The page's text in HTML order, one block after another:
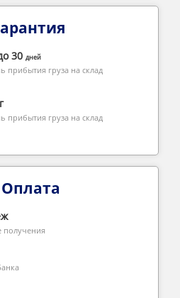
30 дней
прибытия груза на склад
прибытия груза на склад
Оплата
получения